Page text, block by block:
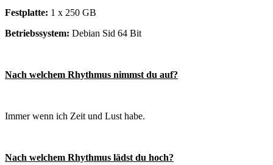
Festplatte: 1 x 250 GB
Betriebssystem: Debian Sid 64 Bit
Nach welchem Rhythmus nimmst du auf?
Immer wenn ich Zeit und Lust habe.
Nach welchem Rhythmus lädst du hoch?